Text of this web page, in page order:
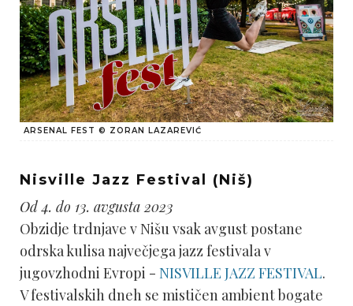
ARSENAL FEST © ZORAN LAZAREVIĆ
Nisville Jazz Festival (Niš)
Od 4. do 13. avgusta 2023
Obzidje trdnjave v Nišu vsak avgust postane
odrska kulisa največjega jazz festivala v
jugovzhodni Evropi - NISVILLE JAZZ FESTIVAL.
V festivalskih dneh se mističen ambient bogate